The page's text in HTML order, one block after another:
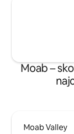
Moab –
Moab Valley